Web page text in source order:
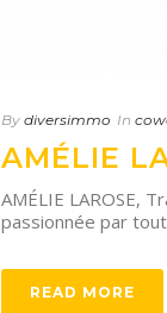
By diversimmo In
AMÉLIE
AMÉLIE LAROSE,
passionnée par
READ MORE